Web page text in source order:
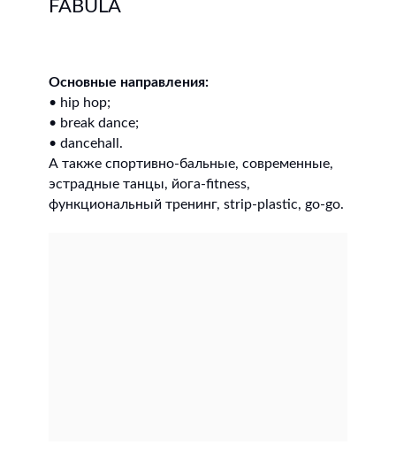
FABULA
Основные направления:
• hip hop;
• break dance;
• dancehall.
А также спортивно-бальные, современные,
эстрадные танцы, йога-fitness,
функциональный тренинг, strip-plastic, go-go.